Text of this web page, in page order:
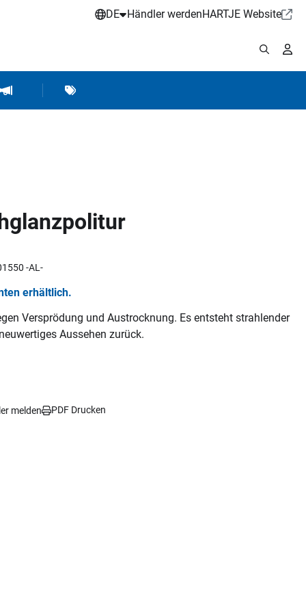
DE Händler werdenHARTJE Website
Hartje MarketingMarken
-AL-
erhältlich.
Versprödung und Austrocknung. Es entsteht strahlender
Aussehen zurück.
melden PDF Drucken